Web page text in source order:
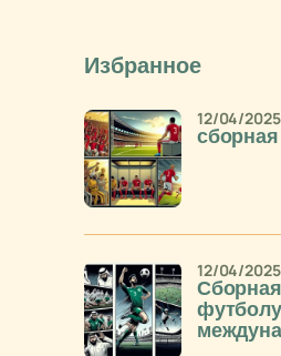
Избранное
сборная
12/04/2025
12/04/2025